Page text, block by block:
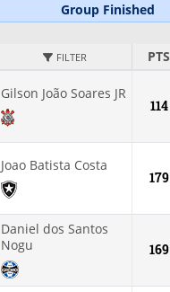
Group Finished
FILTER PTS
Gilson João Soares JR
114
Joao Batista Costa
179
Daniel dos Santos
Nogu
169